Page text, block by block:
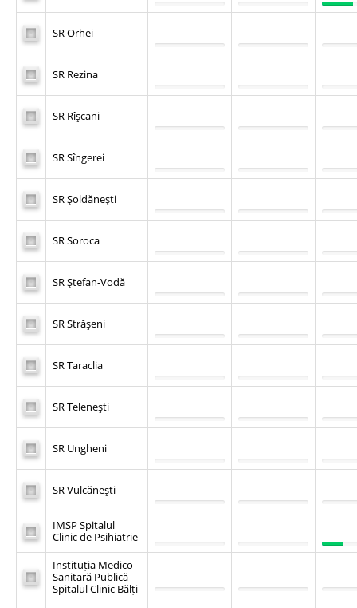
SR Orhei
SR Rezina
SR Rîşcani
SR Sîngerei
SR Şoldăneşti
SR Soroca
SR Ştefan-Vodă
SR Străşeni
SR Taraclia
SR Teleneşti
SR Ungheni
SR Vulcăneşti
IMSP Spitalul
Clinic de Psihiatrie
Instituția Medico-
Sanitară Publică
Spitalul Clinic Bălți